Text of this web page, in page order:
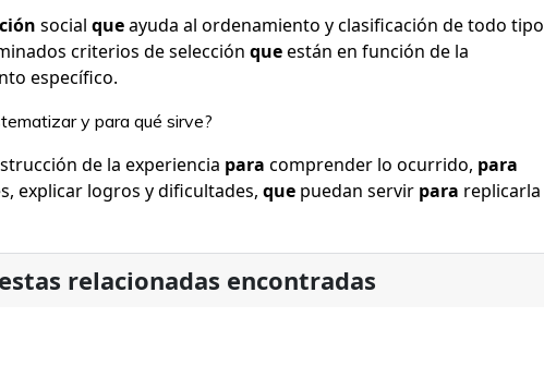
social queayuda al ordenamiento y clasificación de todo tipo
criterios de selección queestán en función de la
específico.
y para qué sirve?
de la experiencia para comprender lo ocurrido, para
explicar logros y dificultades, que puedan servir para replicarla
relacionadas encontradas